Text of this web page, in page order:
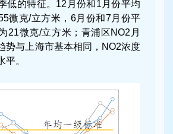
低的特征。12月份和1月份平均
微克/立方米，6月份和7月份平
21微克/立方米；青浦区NO2月
势与上海市基本相同，NO2浓度
平。